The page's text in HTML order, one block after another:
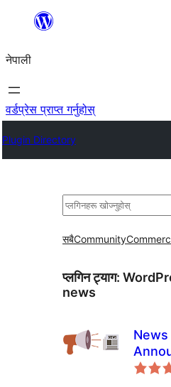
सामग्रीमा
नेपाली
वर्डप्रेस प्राप्त गर्नुहोस्
Plugin Directory
खोज्नुहोस्
सबैCommunity
प्लगिन ट्याग:
news
News
Scroll